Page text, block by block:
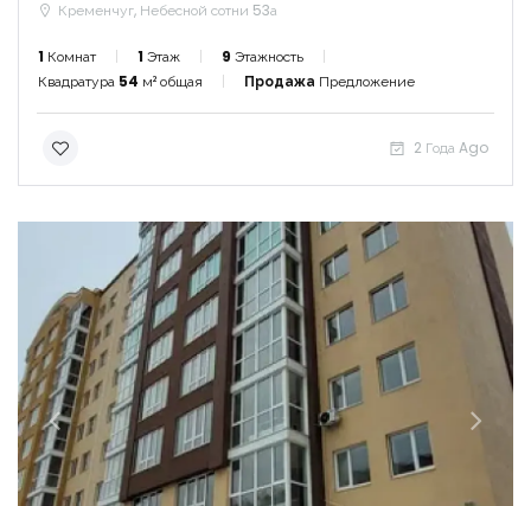
Кременчуг, Небесной сотни 53а
1 Комнат 1 Этаж 9 Этажность
Квадратура 54 м² общая Продажа Предложение
2 Года Ago